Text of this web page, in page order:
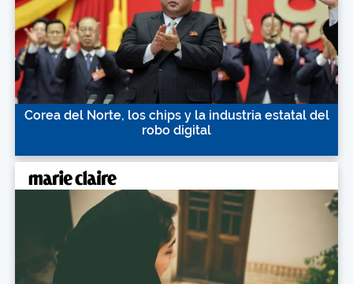
Corea del Norte, los chips y la industria estatal del
robo digital